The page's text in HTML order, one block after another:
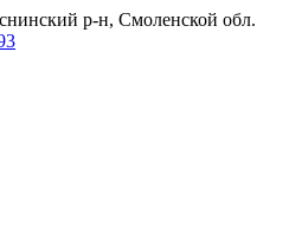
р-н, Смоленской обл.